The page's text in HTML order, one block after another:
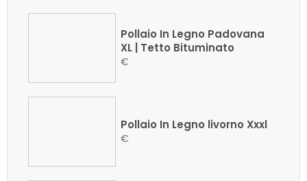
Pollaio In Legno Padovana
XL | Tetto Bituminato
€
Pollaio In Legno livorno Xxxl
€